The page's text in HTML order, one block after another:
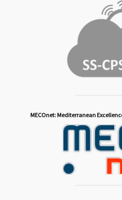
MECOnet: Mediterranean